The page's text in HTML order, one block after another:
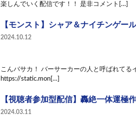
楽しんでいく配信です！！ 是非コメント[…]
【モンスト】シャア＆ナイチンゲー
2024.10.12
こんバサカ！ バーサーカーの人と呼ばれてる
https://static.mon[…]
【視聴者参加型配信】轟絶一体運極
2024.03.11